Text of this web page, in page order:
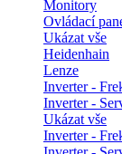
Monitory
Ovládací
Ukázat vše
Heidenhain
Lenze
Inverter -
Inverter -
Ukázat vše
Inverter -